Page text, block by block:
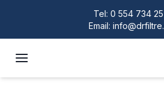
Tel:0 554 734
Email: